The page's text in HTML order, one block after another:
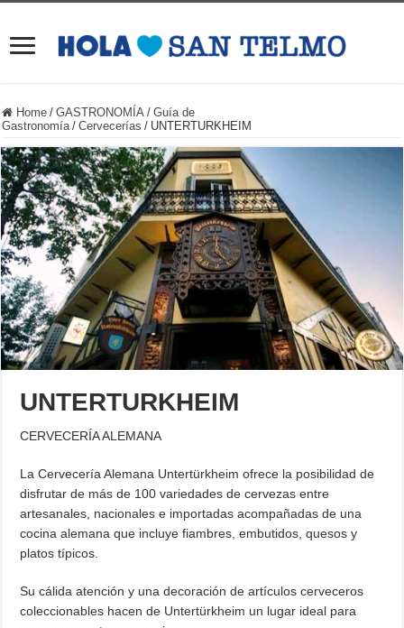
Home / GASTRONOMÍA / Guía de
Gastronomía / Cervecerías / UNTERTURKHEIM
UNTERTURKHEIM
CERVECERÍA ALEMANA
La Cervecería Alemana Untertürkheim ofrece la posibilidad de
disfrutar de más de 100 variedades de cervezas entre
artesanales, nacionales e importadas acompañadas de una
cocina alemana que incluye fiambres, embutidos, quesos y
platos típicos.
Su cálida atención y una decoración de artículos cerveceros
coleccionables hacen de Untertürkheim un lugar ideal para